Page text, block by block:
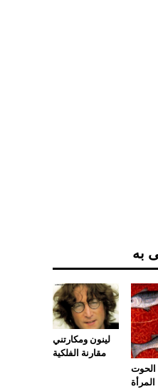
به
لينون ومكارتني
مقارنة الفلكية
المرأة